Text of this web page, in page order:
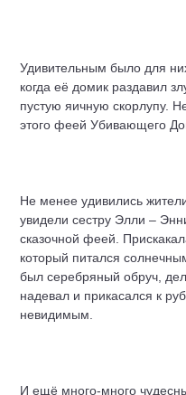
Удивительным было для
когда её домик раздавил
пустую яичную скорлупу.
этого феей Убивающего
Не менее удивились
увидели сестру Элли –
сказочной феей.
который питался
был серебряный обруч,
надевал и прикасался к
невидимым.
И ещё много-много